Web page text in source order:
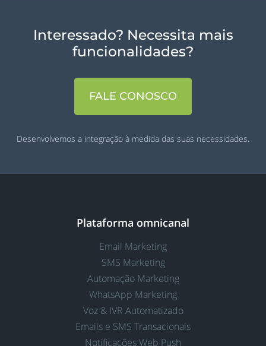
Interessado? Necessita mais
funcionalidades?
FALE CONOSCO
Desenvolvemos a integração à medida das suas necessidades.
Plataforma omnicanal
Email Marketing
SMS Marketing
Automação Marketing
WhatsApp Marketing
Voz & IVR Automatizado
Emails e SMS Transacionais
Notificações Web Push